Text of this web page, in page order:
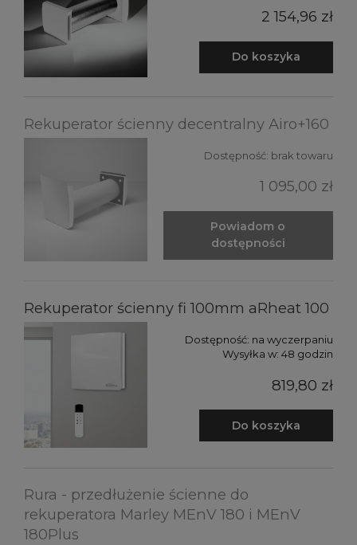
2 154,96 zł
Do koszyka
Rekuperator ścienny decentralny Airo+160
Dostępność: brak towaru
1 095,00 zł
Powiadom o
dostępności
Rekuperator ścienny fi 100mm aRheat 100
Dostępność: na wyczerpaniu
Wysyłka w: 48 godzin
819,80 zł
Do koszyka
Rura - przedłużenie ścienne do
rekuperatora Marley MEnV 180 i MEnV
180Plus